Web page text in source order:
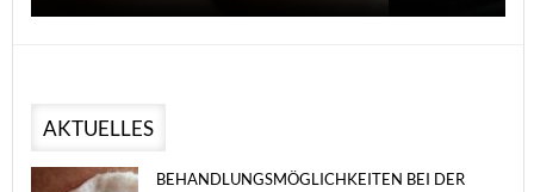
AKTUELLES
BEHANDLUNGSMÖGLICHKEITEN BEI DER